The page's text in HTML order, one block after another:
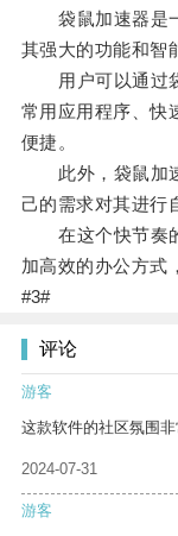
袋鼠加速器是一
其强大的功能和智
用户可以通过袋
常用应用程序、快
便捷。
此外，袋鼠加速
己的需求对其进行
在这个快节奏的
加高效的办公方式
#3#
评论
游客
这款软件的社区氛围
2024-07-31
游客